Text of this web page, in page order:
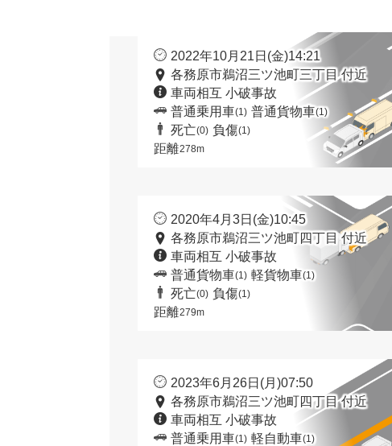
2022年10月21日(金)14:21
各務原市鵜沼三ツ池町三丁目 付近
車両相互 小破事故
普通乗用車(1) 普通貨物車(1)
死亡(0) 負傷(1)
距離278m
2020年4月3日(金)10:45
各務原市鵜沼三ツ池町四丁目 付近
車両相互 小破事故
普通貨物車(1) 軽貨物車(1)
死亡(0) 負傷(1)
距離279m
2023年6月26日(月)07:50
各務原市鵜沼三ツ池町四丁目 付近
車両相互 小破事故
普通乗用車(1) 軽自動車(1)